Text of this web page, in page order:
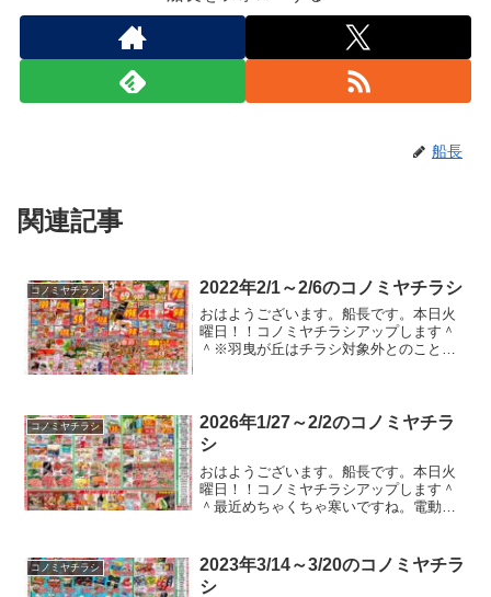
船長
関連記事
コノミヤチラシ 2022年2/1～2/6のコノミヤチラシ
おはようございます。船長です。本日火
曜日！！コノミヤチラシアップします＾
＾※羽曳が丘はチラシ対象外とのこと。
面会議するために出勤って...
コノミヤチラシ
2026年1/27～2/2のコノミヤチラ
シ
おはようございます。船長です。本日火
曜日！！コノミヤチラシアップします＾
＾最近めちゃくちゃ寒いですね。電動ア
うバテバテみたいな状態です。。。スマ
ホのバッテリーの減りも激...
コノミヤチラシ
2023年3/14～3/20のコノミヤチラ
シ